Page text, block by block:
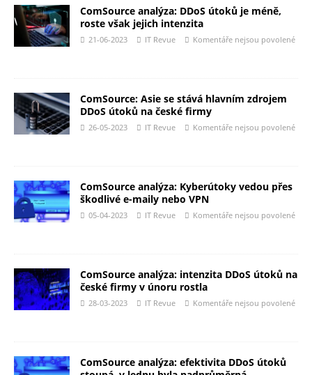
ComSource analýza: DDoS útoků je méně,
roste však jejich intenzita
21-06-2023 IT Revue Komentáře nejsou povolené
ComSource: Asie se stává hlavním zdrojem
DDoS útoků na české firmy
26-05-2023 IT Revue Komentáře nejsou povolené
ComSource analýza: Kyberútoky vedou přes
škodlivé e-maily nebo VPN
05-04-2023 IT Revue Komentáře nejsou povolené
ComSource analýza: intenzita DDoS útoků na
české firmy v únoru rostla
28-03-2023 IT Revue Komentáře nejsou povolené
ComSource analýza: efektivita DDoS útoků